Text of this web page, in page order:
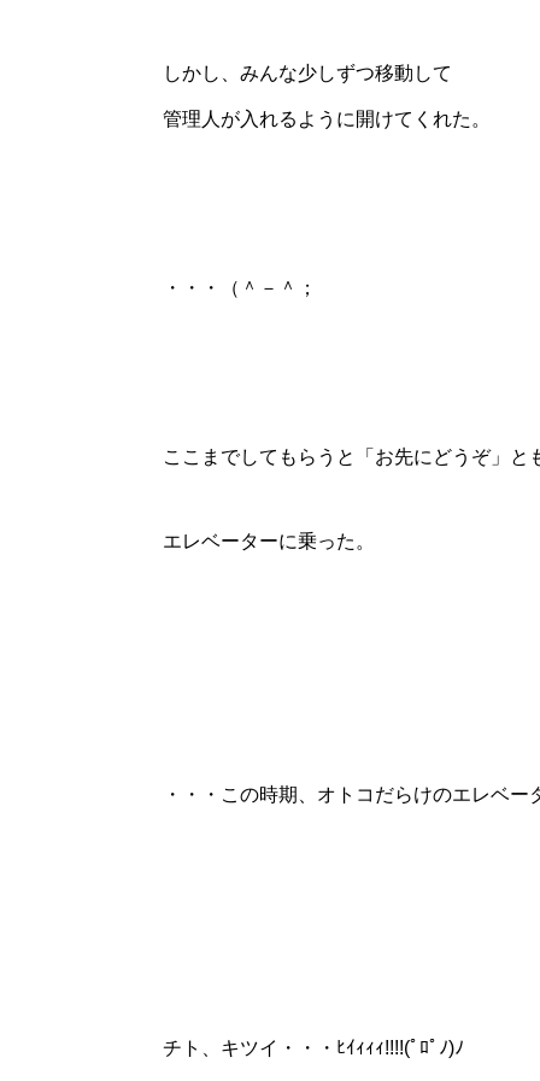
しかし、みんな少しずつ移動して
管理人が入れるように開けてくれた。
・・・（＾－＾；
ここまでしてもらうと「お先にどうぞ」と
エレベーターに乗った。
・・・この時期、オトコだらけのエレベー
チト、キツイ・・・ﾋｲｨｨｨ!!!!(ﾟﾛﾟﾉ)ﾉ